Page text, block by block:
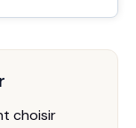
choisir